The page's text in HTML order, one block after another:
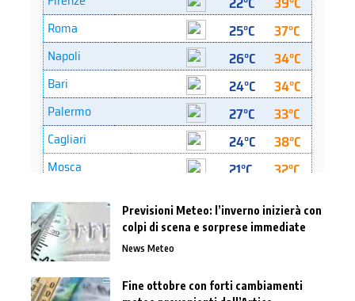
Previsioni Meteo: l’inverno inizierà con
colpi di scena e sorprese immediate
News Meteo
Fine ottobre con forti cambiamenti